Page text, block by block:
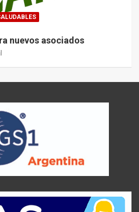
nuevos asociados